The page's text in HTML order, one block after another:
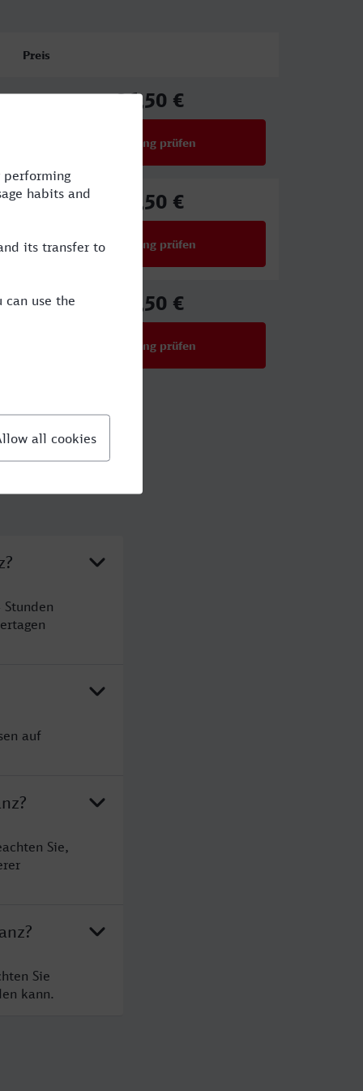
Preis
26,50 €
Verbindung prüfen
26,50 €
Verbindung prüfen
26,50 €
Verbindung prüfen
auf
Sie,
Sie
kann.